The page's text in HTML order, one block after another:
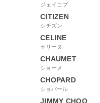
ジェイコブ
CITIZEN
シチズン
CELINE
セリーヌ
CHAUMET
ショーメ
CHOPARD
ショパール
JIMMY CHOO